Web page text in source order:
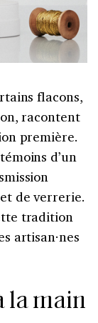
flacons,
racontent
première.
d’un
de verrerie.
tradition
artisan·nes
la main